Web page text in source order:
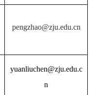
pengzhao@zju.edu.cn
yuanliuchen@zju.edu.c
n